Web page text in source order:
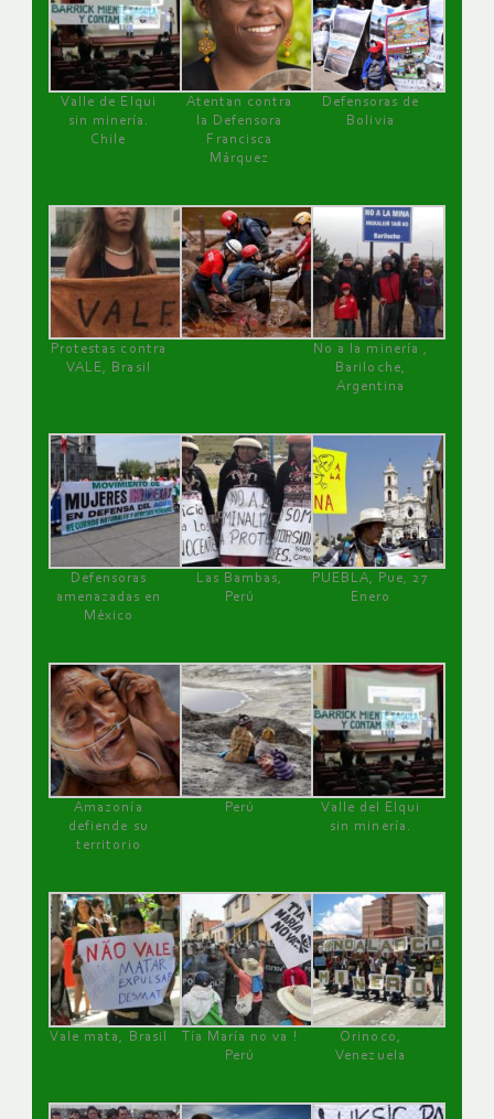
Valle de Elqui
sin minería.
Chile
Atentan contra
la Defensora
Francisca
Márquez
Defensoras de
Bolivia
Protestas contra
VALE, Brasil
No a la minería ,
Bariloche,
Argentina
Defensoras
amenazadas en
México
Las Bambas,
Perú
PUEBLA, Pue, 27
Enero
Amazonía
defiende su
territorio
Perú
Valle del Elqui
sin minería.
Vale mata, Brasil
Tía María no va !
Perú
Orinoco,
Venezuela